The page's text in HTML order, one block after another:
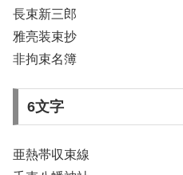
長束新三郎
雅亮装束抄
非拘束名簿
6文字
亜熱帯収束線